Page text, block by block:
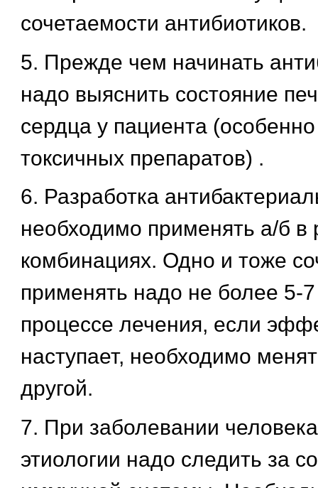
сочетаемости антибиотиков.
5. Прежде чем начинать
надо выяснить состояние
сердца у пациента
токсичных препаратов) .
6. Разработка
необходимо применять а/б в
комбинациях. Одно и тоже
применять надо не более 5-
процессе лечения, если
наступает, необходимо
другой.
7. При заболевании
этиологии надо следить за